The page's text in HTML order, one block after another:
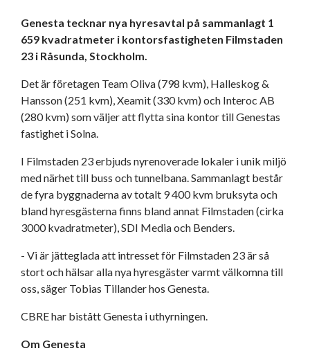
Genesta tecknar nya hyresavtal på sammanlagt 1
659 kvadratmeter i kontorsfastigheten Filmstaden
23 i Råsunda, Stockholm.
Det är företagen Team Oliva (798 kvm), Halleskog &
Hansson (251 kvm), Xeamit (330 kvm) och Interoc AB
(280 kvm) som väljer att flytta sina kontor till Genestas
fastighet i Solna.
I Filmstaden 23 erbjuds nyrenoverade lokaler i unik miljö
med närhet till buss och tunnelbana. Sammanlagt består
de fyra byggnaderna av totalt 9 400 kvm bruksyta och
bland hyresgästerna finns bland annat Filmstaden (cirka
3000 kvadratmeter), SDI Media och Benders.
- Vi är jätteglada att intresset för Filmstaden 23 är så
stort och hälsar alla nya hyresgäster varmt välkomna till
oss, säger Tobias Tillander hos Genesta.
CBRE har bistått Genesta i uthyrningen.
Om Genesta